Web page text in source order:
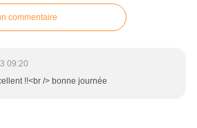
commentaire
09:20
!!<br /> bonne journée